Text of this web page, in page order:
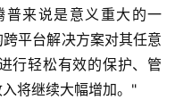
普来说是意义重大的一
平台解决方案对其任意
行轻松有效的保护、管
将继续大幅增加。"